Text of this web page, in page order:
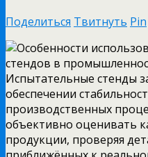
Поделиться Твитнуть Pin
Испытательные стенды
обеспечении
производственных
объективно оценивать
продукции, проверяя